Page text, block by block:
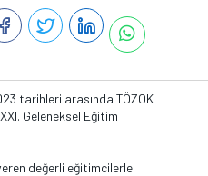
tarihleri arasında TÖZOK
Geleneksel Eğitim
değerli eğitimcilerle